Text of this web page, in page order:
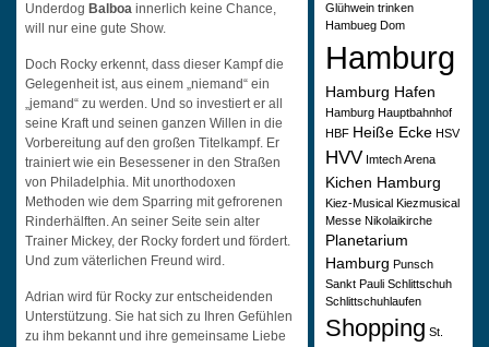
Underdog Balboa innerlich keine Chance,
will nur eine gute Show.
Doch Rocky erkennt, dass dieser Kampf die
Gelegenheit ist, aus einem „niemand“ ein
„jemand“ zu werden. Und so investiert er all
seine Kraft und seinen ganzen Willen in die
Vorbereitung auf den großen Titelkampf. Er
trainiert wie ein Besessener in den Straßen
von Philadelphia. Mit unorthodoxen
Methoden wie dem Sparring mit gefrorenen
Rinderhälften. An seiner Seite sein alter
Trainer Mickey, der Rocky fordert und fördert.
Und zum väterlichen Freund wird.
Adrian wird für Rocky zur entscheidenden
Unterstützung. Sie hat sich zu Ihren Gefühlen
zu ihm bekannt und ihre gemeinsame Liebe
Glühwein trinken
Hambueg Dom
Hamburg
Hamburg Hafen
Hamburg Hauptbahnhof
HBF Heiße Ecke HSV
HVV Imtech Arena
Kichen Hamburg
Kiez-Musical Kiezmusical
Messe Nikolaikirche
Planetarium
Hamburg Punsch
Sankt Pauli Schlittschuh
Schlittschuhlaufen
Shopping St.